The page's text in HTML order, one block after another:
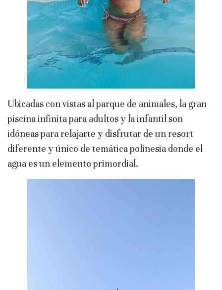
Ubicadas con vistas al parque de animales, la gran
piscina infinita para adultos y la infantil son
idóneas para relajarte y disfrutar de un resort
diferente y único de temática polinesia donde el
agua es un elemento primordial.